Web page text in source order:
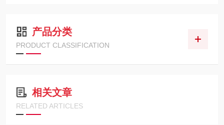
产品分类
PRODUCT CLASSIFICATION
相关文章
RELATED ARTICLES